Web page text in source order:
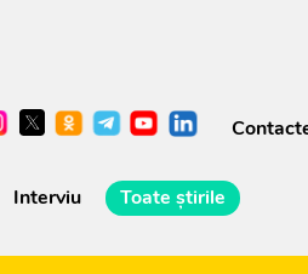
Interviu Toate știrile